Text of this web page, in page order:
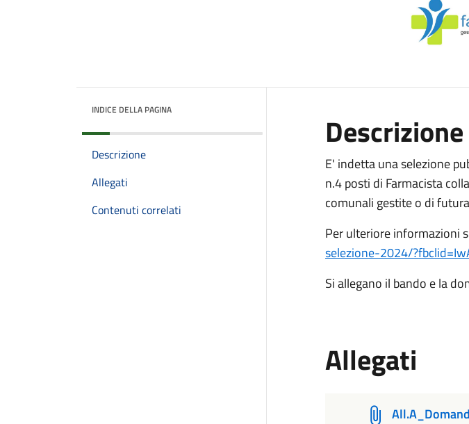
INDICE DELLA PAGINA
Descrizione
Allegati
Contenuti correlati
Descrizione
E' indetta una selezione
n.4 posti di Farmacista
comunali gestite o di
Per ulteriore informazioni
selezione-2024/
Si allegano il bando e la
Allegati